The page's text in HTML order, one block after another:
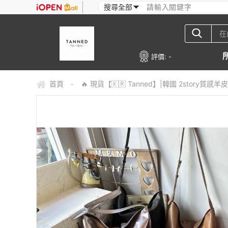
評價: -
首頁 - 🔥 現貨【🇰🇷 Tanned】|韓國 2story質感羊皮